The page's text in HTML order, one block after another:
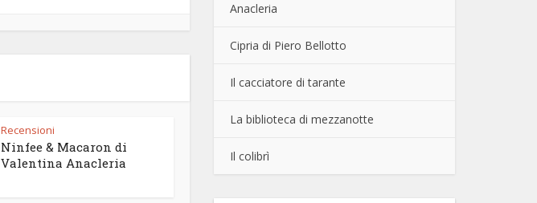
Recensioni
Ninfee & Macaron di
Valentina Anacleria
Anacleria
Cipria di Piero Bellotto
Il cacciatore di tarante
La biblioteca di mezzanotte
Il colibrì